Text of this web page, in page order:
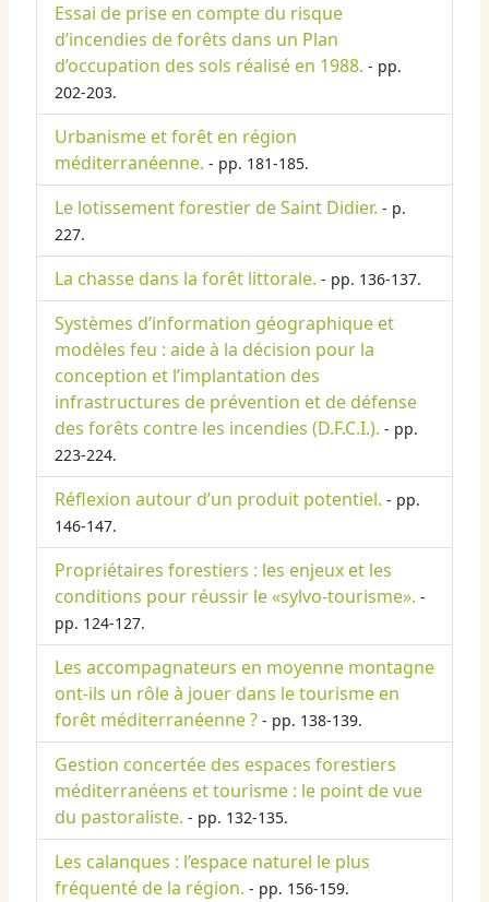
Essai de prise en compte du risque
d’incendies de forêts dans un Plan
d’occupation des sols réalisé en 1988. - pp.
202-203.
Urbanisme et forêt en région
méditerranéenne. - pp. 181-185.
Le lotissement forestier de Saint Didier. - p.
227.
La chasse dans la forêt littorale. - pp. 136-137.
Systèmes d’information géographique et
modèles feu : aide à la décision pour la
conception et l’implantation des
infrastructures de prévention et de défense
des forêts contre les incendies (D.F.C.I.). - pp.
223-224.
Réflexion autour d’un produit potentiel. - pp.
146-147.
Propriétaires forestiers : les enjeux et les
conditions pour réussir le «sylvo-tourisme». -
pp. 124-127.
Les accompagnateurs en moyenne montagne
ont-ils un rôle à jouer dans le tourisme en
forêt méditerranéenne ? - pp. 138-139.
Gestion concertée des espaces forestiers
méditerranéens et tourisme : le point de vue
du pastoraliste. - pp. 132-135.
Les calanques : l’espace naturel le plus
fréquenté de la région. - pp. 156-159.